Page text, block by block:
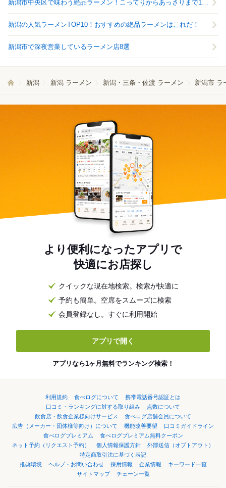
新潟市中央区で味わう絶品ラーメン！こってりからあっさりまで12選
新潟の人気ラーメンTOP10！おすすめの絶品ラーメンはこれだ！
新潟市で深夜営業しているラーメン店8選
新潟 新潟 ラーメン 新潟・三条・佐渡 ラーメン 新潟市 ラ
より便利になったアプリで
快適にお店探し
クイックな現在地検索。検索が快適に
予約も簡単。空席をスムーズに検索
会員登録なし。すぐに利用開始
アプリで開く
アプリなら1ヶ月無料でランキング検索！
利用規約 食べログについて
携帯電話番号認証とは
口コミ・ランキングに対する取り組み
点数について
飲食店・飲食企業様向けサービス
食べログ店舗会員について
広告（メーカー・団体様等向け）について
機能改善要望
口コミガイドライン
食べログプレミアム
食べログプレミアム無料クーポン
ネット予約（リクエスト予約）
個人情報保護方針
外部送信（オプトアウト）
特定商取引法に基づく表記
推奨環境
ヘルプ・お問い合わせ 採用情報 企業情報
キーワード一覧
サイトマップ
チェーン一覧